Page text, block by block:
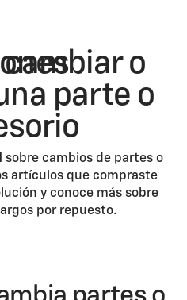
o
parte o
sobre cambios de partes o
artículos que compraste
y conoce más sobre
por repuesto.